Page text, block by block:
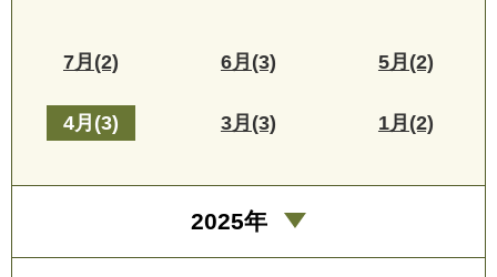
7月(2) 6月(3) 5月(2)
4月(3) 3月(3) 1月(2)
2025年